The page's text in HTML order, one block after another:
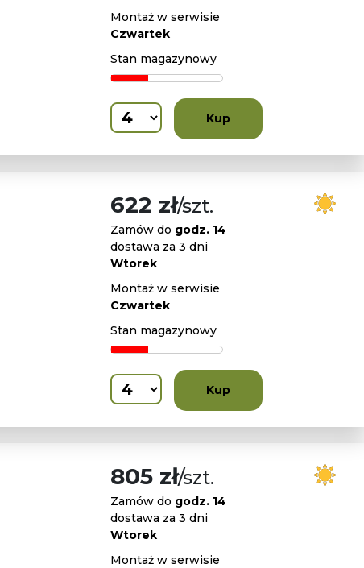
Montaż w serwisie
Czwartek
Stan magazynowy
Kup
622 zł/szt.
Zamów do godz. 14
dostawa za 3 dni
Wtorek
Montaż w serwisie
Czwartek
Stan magazynowy
Kup
805 zł/szt.
Zamów do godz. 14
dostawa za 3 dni
Wtorek
Montaż w serwisie